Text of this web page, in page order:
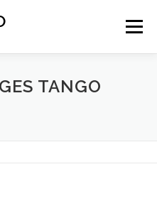
Menu
OCTAÈDRE
TANGO